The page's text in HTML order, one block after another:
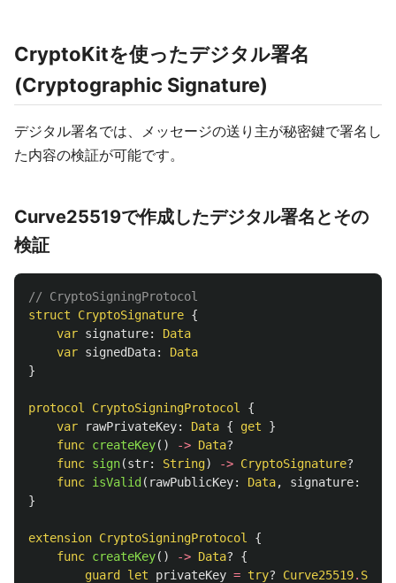
CryptoKitを使ったデジタル署名
(Cryptographic Signature)
デジタル署名では、メッセージの送り主が秘密鍵で署名し
た内容の検証が可能です。
Curve25519で作成したデジタル署名とその
検証
// CryptoSigningProtocol
struct
CryptoSignature {
var signature:
Data
var signedData:
Data
}
protocol CryptoSigningProtocol
{
var
rawPrivateKey: Data { get
}
func createKey() -> Data?
func sign(str: String) -> CryptoSignature?
func isValid ( rawPublicKey: Data, signature:
}
extension CryptoSigningProtocol
{
func createKey() -> Data?
{
guard
let privateKey = try? Curve25519.